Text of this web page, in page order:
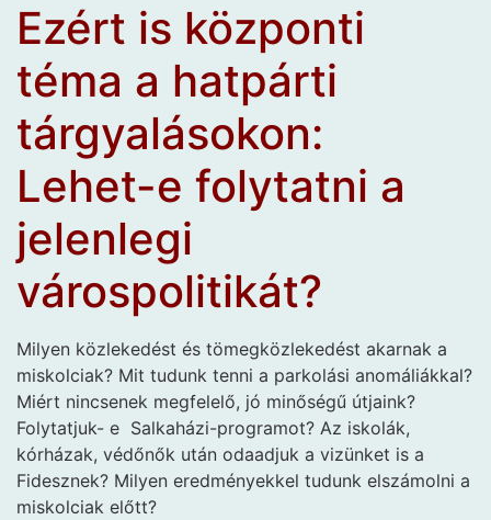
Ezért is központi
téma a hatpárti
tárgyalásokon:
Lehet-e folytatni a
jelenlegi
várospolitikát?
Milyen közlekedést és tömegközlekedést akarnak a
miskolciak? Mit tudunk tenni a parkolási anomáliákkal?
Miért nincsenek megfelelő, jó minőségű útjaink?
Folytatjuk- e Salkaházi-programot? Az iskolák,
kórházak, védőnők után odaadjuk a vizünket is a
Fidesznek? Milyen eredményekkel tudunk elszámolni a
miskolciak előtt?